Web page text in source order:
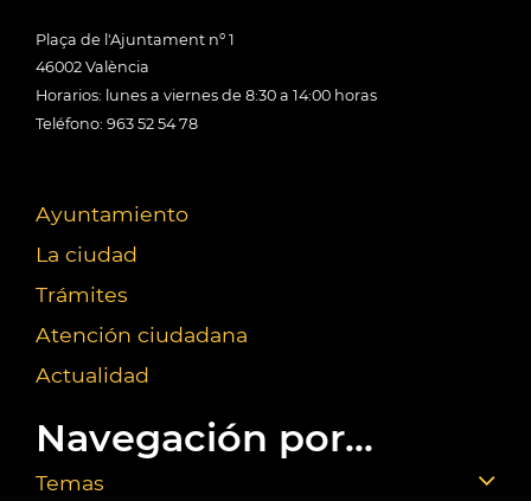
Plaça de l'Ajuntament nº 1
46002 València
Horarios: lunes a viernes de 8:30 a 14:00 horas
Teléfono: 963 52 54 78
Ayuntamiento
La ciudad
Trámites
Atención ciudadana
Actualidad
Navegación por...
Temas